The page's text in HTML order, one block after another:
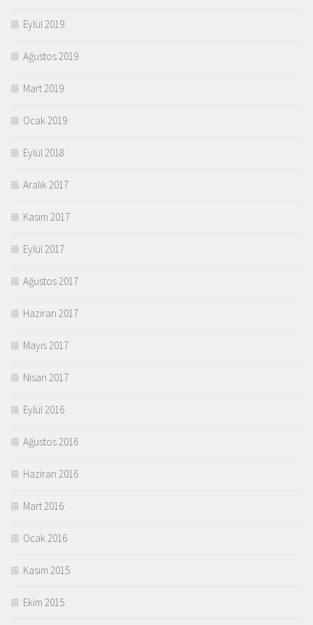
Eylül 2019
Ağustos 2019
Mart 2019
Ocak 2019
Eylül 2018
Aralık 2017
Kasım 2017
Eylül 2017
Ağustos 2017
Haziran 2017
Mayıs 2017
Nisan 2017
Eylül 2016
Ağustos 2016
Haziran 2016
Mart 2016
Ocak 2016
Kasım 2015
Ekim 2015